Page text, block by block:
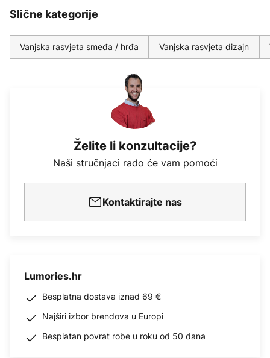
Slične kategorije
Vanjska rasvjeta smeđa / hrđa Vanjska rasvjeta dizajn
Želite li konzultacije?
Naši stručnjaci rado će vam pomoći
Kontaktirajte nas
Lumories.hr
Besplatna dostava iznad 69 €
Najširi izbor brendova u Europi
Besplatan povrat robe u roku od 50 dana